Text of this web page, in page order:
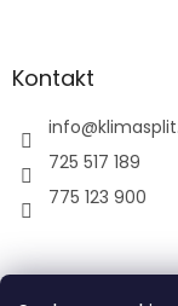
Kontakt
info@
725 517 189
775 123 900